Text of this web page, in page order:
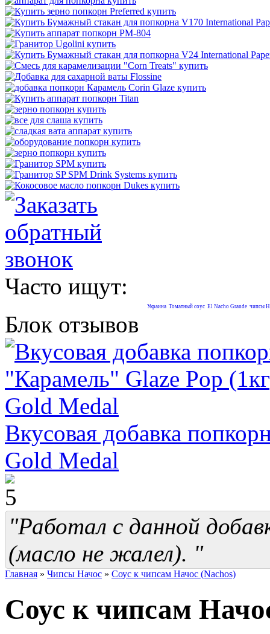
Часто ищут:
Украина Томатный соус El Nacho Grande чипсы
Блок отзывов
Вкусовая добавка
Gold Medal
"Работал с данной
(масло не жалел). "
Главная » Чипсы Начос » Соус к чипсам Начос (Nachos)
Соус к чипсам